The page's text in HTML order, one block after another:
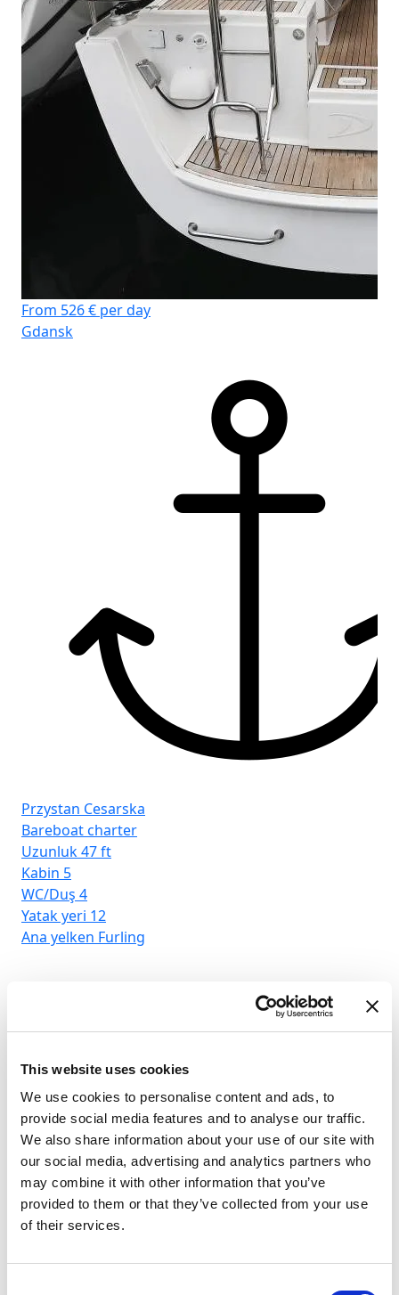
This website uses cookies
We use cookies to personalise content and ads, to
provide social media features and to analyse our traffic.
We also share information about your use of our site with
our social media, advertising and analytics partners who
may combine it with other information that you’ve
provided to them or that they’ve collected from your use
of their services.
From 526 € per day
Gdansk
Przystan Cesarska
Bareboat charter
Uzunluk47 ft
Kabin 5
WC/Duş 4
Yatak yeri 12
Ana yelken Furling